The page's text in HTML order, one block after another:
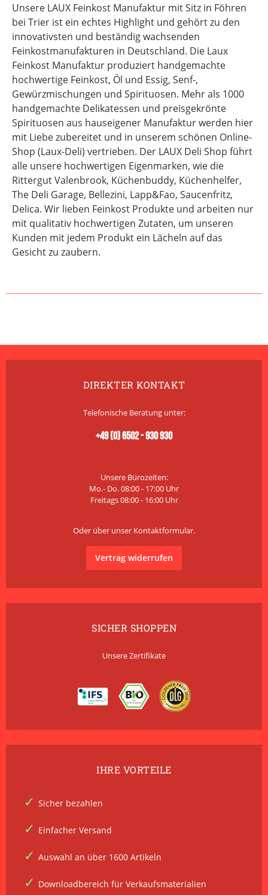
Unsere LAUX Feinkost Manufaktur mit Sitz in Föhren
bei Trier ist ein echtes Highlight und gehört zu den
innovativsten und beständig wachsenden
Feinkostmanufakturen in Deutschland. Die Laux
Feinkost Manufaktur produziert handgemachte
hochwertige Feinkost, Öl und Essig, Senf-,
Gewürzmischungen und Spirituosen. Mehr als 1000
handgemachte Delikatessen und preisgekrönte
Spirituosen aus hauseigener Manufaktur werden hier
mit Liebe zubereitet und in unserem schönen Online-
Shop (Laux-Deli) vertrieben. Der LAUX Deli Shop führt
alle unsere hochwertigen Eigenmarken, wie die
Rittergut Valenbrook, Küchenbuddy, Küchenhelfer,
The Deli Garage, Bellezini, Lapp&Fao, Saucenfritz,
Delica. Wir lieben Feinkost Produkte und arbeiten nur
mit qualitativ hochwertigen Zutaten, um unseren
Kunden mit jedem Produkt ein Lächeln auf das
Gesicht zu zaubern.
DIREKTER KONTAKT
Telefonische Beratung unter:
+49 (0) 6502 - 930 930
Unsere Bürozeiten:
Mo.- Do. 08:00 - 17:00 Uhr
Freitags 08:00 - 16:00 Uhr
Oder über unser Kontaktformular.
Vertrag widerrufen
SICHER SHOPPEN
Unsere Zertifikate
IHRE VORTEILE
Sicher bezahlen
Einfacher Versand
Auswahl an über 1600 Artikeln
Downloadbereich für Verkaufsmaterialien